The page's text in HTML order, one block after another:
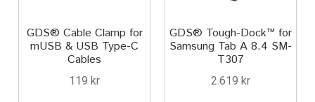
Wheelchair
TILL FÖRETAG
GDS® Cable Clamp for
mUSB & USB Type-C
Cables
119 kr
GDS® Tough-Dock™ for
Samsung Tab A 8.4 SM-
T307
2.619 kr